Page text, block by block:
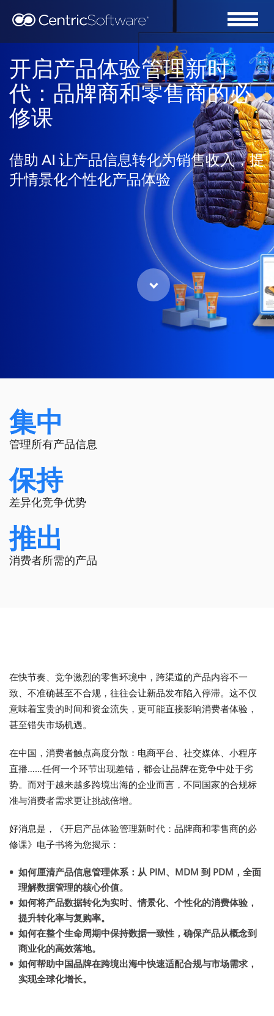
开启产品体验管理新时
代：品牌商和零售商的必
修课
借助 AI 让产品信息转化为销售收入，提
升情景化个性化产品体验
集中
管理所有产品信息
保持
差异化竞争优势
推出
消费者所需的产品
在快节奏、竞争激烈的零售环境中，跨渠道的产品内容不一
致、不准确甚至不合规，往往会让新品发布陷入停滞。这不仅
意味着宝贵的时间和资金流失，更可能直接影响消费者体验，
甚至错失市场机遇。
在中国，消费者触点高度分散：电商平台、社交媒体、小程序
直播……任何一个环节出现差错，都会让品牌在竞争中处于劣
势。而对于越来越多跨境出海的企业而言，不同国家的合规标
准与消费者需求更让挑战倍增。
好消息是，《开启产品体验管理新时代：品牌商和零售商的必
修课》电子书将为您揭示：
如何厘清产品信息管理体系：从 PIM、MDM 到 PDM，全面
理解数据管理的核心价值。
如何将产品数据转化为实时、情景化、个性化的消费体验，
提升转化率与复购率。
如何在整个生命周期中保持数据一致性，确保产品从概念到
商业化的高效落地。
如何帮助中国品牌在跨境出海中快速适配合规与市场需求，
实现全球化增长。